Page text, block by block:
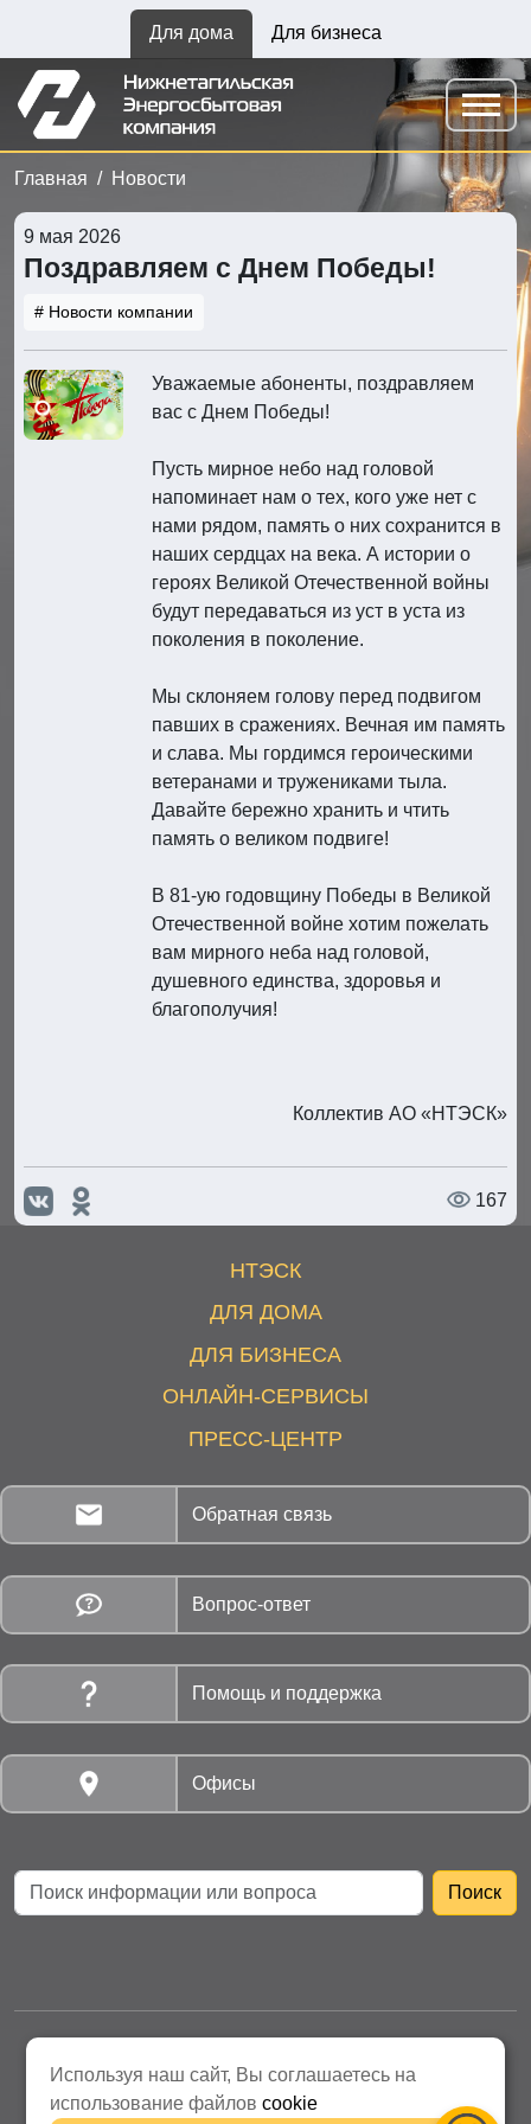
Для дома Для бизнеса
Главная Новости
9 мая 2026
Поздравляем с Днем Победы!
# Новости компании
Уважаемые абоненты, поздравляем
вас с Днем Победы!
Пусть мирное небо над головой
напоминает нам о тех, кого уже нет с
нами рядом, память о них сохранится в
наших сердцах на века. А истории о
героях Великой Отечественной войны
будут передаваться из уст в уста из
поколения в поколение.
Мы склоняем голову перед подвигом
павших в сражениях. Вечная им память
и слава. Мы гордимся героическими
ветеранами и тружениками тыла.
Давайте бережно хранить и чтить
память о великом подвиге!
В 81-ую годовщину Победы в Великой
Отечественной войне хотим пожелать
вам мирного неба над головой,
душевного единства, здоровья и
благополучия!
Коллектив АО «НТЭСК»
167
НТЭСК
ДЛЯ ДОМА
ДЛЯ БИЗНЕСА
ОНЛАЙН-СЕРВИСЫ
ПРЕСС-ЦЕНТР
Обратная связь
Вопрос-ответ
Помощь и поддержка
Офисы
АО «Нижнетагильская Энергосбытовая компания»
Политика защиты персональных данных
Используя наш сайт, Вы соглашаетесь на
использование файловcookie